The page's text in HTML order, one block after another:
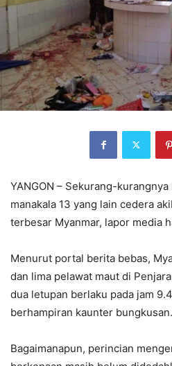
YANGON – Sekurang-
manakala 13 yang lain cedera
terbesar Myanmar, lapor media
Menurut portal berita bebas,
dan lima pelawat maut di
dua letupan berlaku pada jam
berhampiran kaunter bungkusan.
Bagaimanapun, perincian